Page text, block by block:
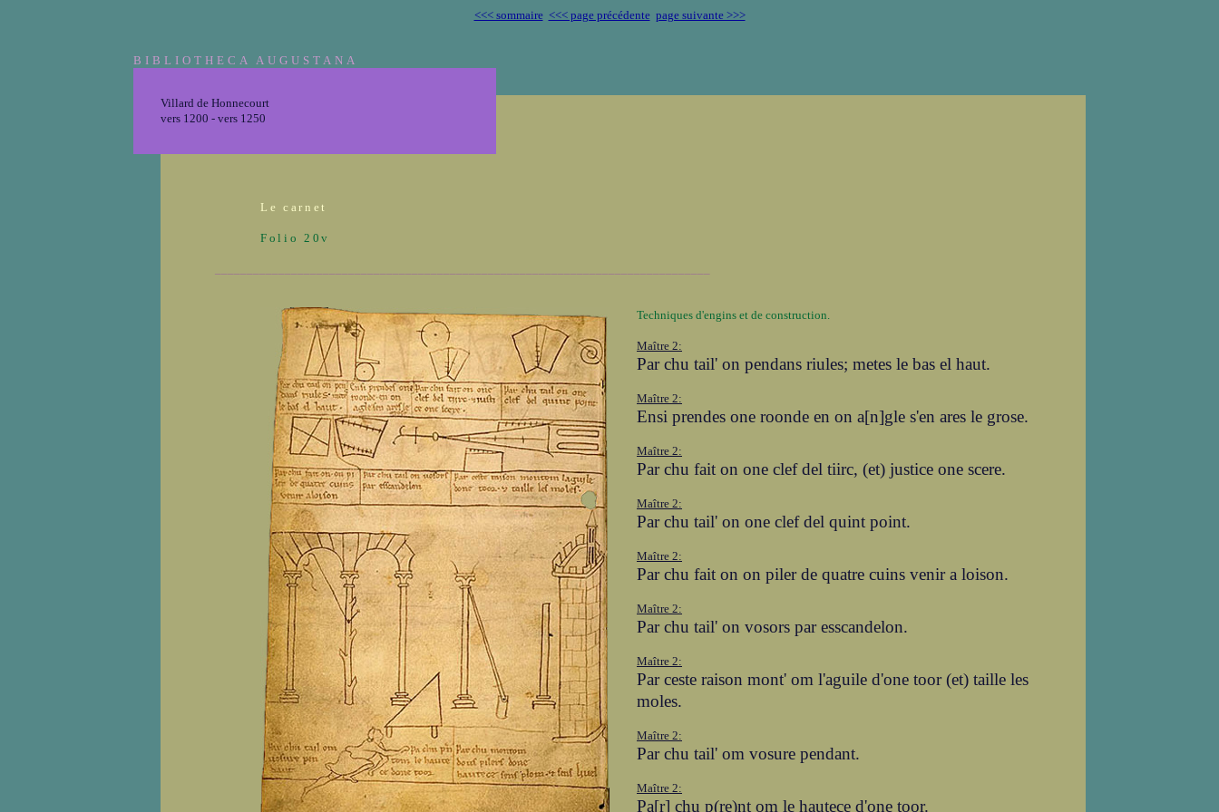
<<< sommaire <<< page précédente page suivante >>>
BIBLIOTHECA AUGUSTANA
Villard de Honnecourt
vers 1200 - vers 1250
Le carnet
Folio 20v
Techniques d'engins et de construction.
Maître 2:
Par chu tail' on pendans riules; metes le bas el haut.
Maître 2:
Ensi prendes one roonde en on a[n]gle s'en ares le grose.
Maître 2:
Par chu fait on one clef del tiirc, (et) justice one scere.
Maître 2:
Par chu tail' on one clef del quint point.
Maître 2:
Par chu fait on on piler de quatre cuins venir a loison.
Maître 2:
Par chu tail' on vosors par esscandelon.
Maître 2:
Par ceste raison mont' om l'aguile d'one toor (et) taille les
moles.
Maître 2:
Par chu tail' om vosure pendant.
Maître 2:
Pa[r] chu p(re)nt om le hautece d'one toor.